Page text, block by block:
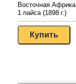
Восточная Африка
1 пайса (1898 г.)